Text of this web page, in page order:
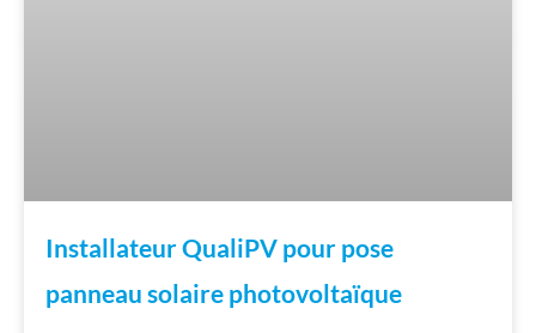
Installateur QualiPV pour pose
panneau solaire photovoltaïque